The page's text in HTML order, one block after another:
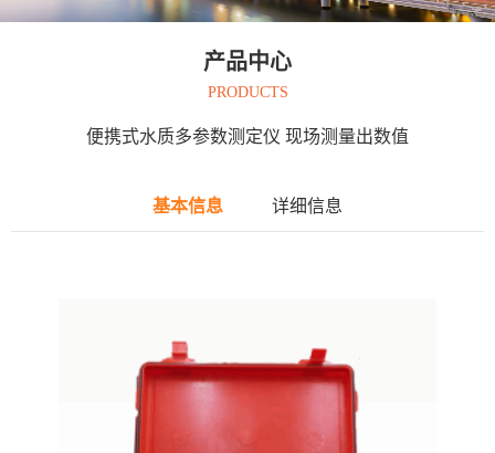
产品中心
PRODUCTS
便携式水质多参数测定仪 现场测量出数值
基本信息 详细信息